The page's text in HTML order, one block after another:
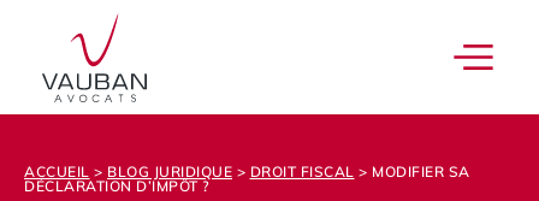
ACCUEIL > BLOG JURIDIQUE > DROIT FISCAL > MODIFIER SA
DÉCLARATION D’IMPÔT ?